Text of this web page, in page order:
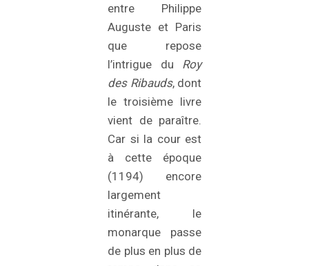
entre Philippe
Auguste et Paris
que repose
l’intrigue du Roy
des Ribauds, dont
le troisième livre
vient de paraître.
Car si la cour est
à cette époque
(1194) encore
largement
itinérante, le
monarque passe
de plus en plus de